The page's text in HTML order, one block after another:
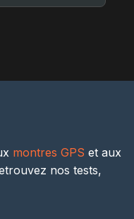
montres GPS et aux
nos tests,